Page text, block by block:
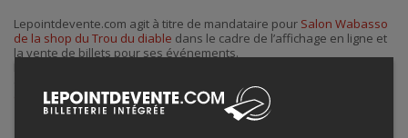
courriel
Lepointdevente.com agit à titre de mandataire pour Salon Wabasso
de la shop du Trou du diable dans le cadre de l’affichage en ligne et
la vente de billets pour ses événements.
du Trou du diable, àeric.lavergne@troududiable.com